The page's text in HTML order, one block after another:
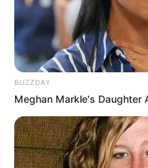
BUZZDAY
Meghan Markle's Daughter